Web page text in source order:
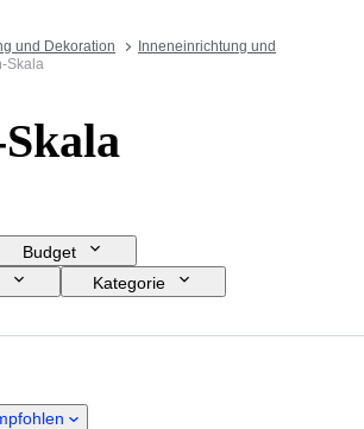
und Dekoration
Inneneinrichtung und
Skala
Budget
Kategorie
Periode